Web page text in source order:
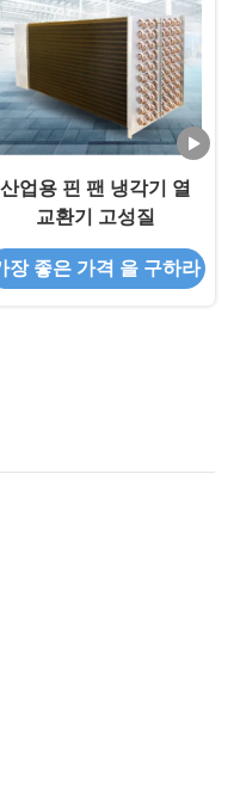
산업용 핀 팬 냉각기 열
교환기 고성질
장 좋은 가격 을 구하라